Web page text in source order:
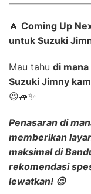
🔥 Coming Up
untuk Suzuki
Mau tahu di
Suzuki Jimny
😉🚙✨
Penasaran di
memberikan
maksimaldi
rekomendasi
lewatkan! 😉